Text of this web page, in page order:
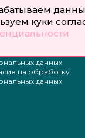
куки
данных
данных
на обработку
данных